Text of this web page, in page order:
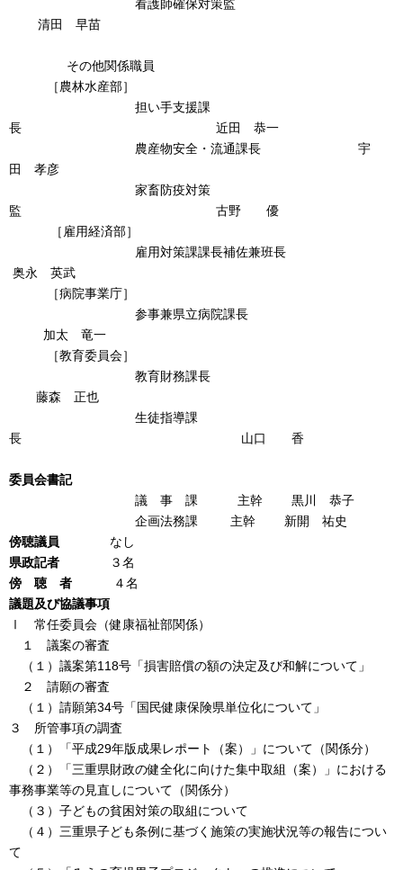
看護師確保対策監
清田 早苗
その他関係職員
［農林水産部］
担い手支援課
長 近田 恭一
農産物安全・流通課長 宇
田 孝彦
家畜防疫対策
監 古野 優
［雇用経済部］
雇用対策課課長補佐兼班長
奥永 英武
［病院事業庁］
参事兼県立病院課長
加太 竜一
［教育委員会］
教育財務課長
藤森 正也
生徒指導課
長 山口 香
委員会書記
議 事 課 主幹 黒川 恭子
企画法務課 主幹 新開 祐史
傍聴議員 なし
県政記者 ３名
傍 聴 者
４名
議題及び協議事項
Ⅰ 常任委員会（健康福祉部関係）
１ 議案の審査
（１）議案第118号「損害賠償の額の決定及び和解について」
２ 請願の審査
（１）請願第34号「国民健康保険県単位化について」
３ 所管事項の調査
（１）「平成29年版成果レポート（案）」について（関係分）
（２）「三重県財政の健全化に向けた集中取組（案）」における
事務事業等の見直しについて（関係分）
（３）子どもの貧困対策の取組について
（４）三重県子ども条例に基づく施策の実施状況等の報告につい
て